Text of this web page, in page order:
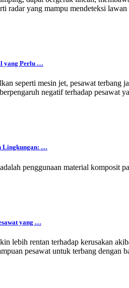
radar yang mampu mendeteksi
yang Perlu …
seperti mesin jet, pesawat terbang
negatif terhadap pesawat
Lingkungan: …
penggunaan material
yang …
lebih rentan terhadap kerusakan
pesawat untuk terbang